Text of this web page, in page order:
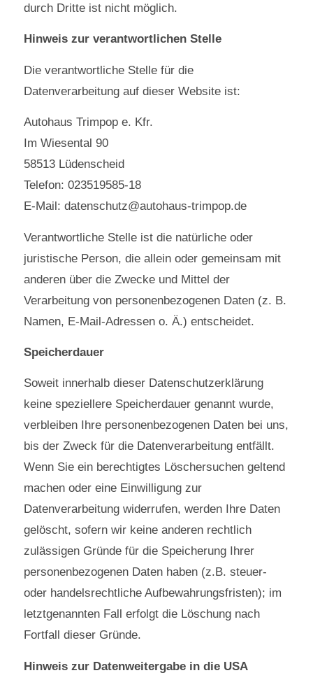
durch Dritte ist nicht möglich.
Hinweis zur verantwortlichen Stelle
Die verantwortliche Stelle für die
Datenverarbeitung auf dieser Website ist:
Autohaus Trimpop e. Kfr.
Im Wiesental 90
58513 Lüdenscheid
Telefon: 023519585-18
E-Mail: datenschutz@autohaus-trimpop.de
Verantwortliche Stelle ist die natürliche oder
juristische Person, die allein oder gemeinsam mit
anderen über die Zwecke und Mittel der
Verarbeitung von personenbezogenen Daten (z. B.
Namen, E-Mail-Adressen o. Ä.) entscheidet.
Speicherdauer
Soweit innerhalb dieser Datenschutzerklärung
keine speziellere Speicherdauer genannt wurde,
verbleiben Ihre personenbezogenen Daten bei uns,
bis der Zweck für die Datenverarbeitung entfällt.
Wenn Sie ein berechtigtes Löschersuchen geltend
machen oder eine Einwilligung zur
Datenverarbeitung widerrufen, werden Ihre Daten
gelöscht, sofern wir keine anderen rechtlich
zulässigen Gründe für die Speicherung Ihrer
personenbezogenen Daten haben (z.B. steuer-
oder handelsrechtliche Aufbewahrungsfristen); im
letztgenannten Fall erfolgt die Löschung nach
Fortfall dieser Gründe.
Hinweis zur Datenweitergabe in die USA